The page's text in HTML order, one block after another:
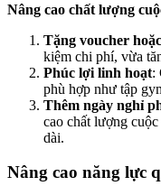
Nâng cao chất lượng
Tặng voucher
kiệm chi phí, vừa
Phúc lợi linh hoạt:
phù hợp như tập
Thêm ngày nghỉ
cao chất lượng
dài.
Nâng cao năng lực